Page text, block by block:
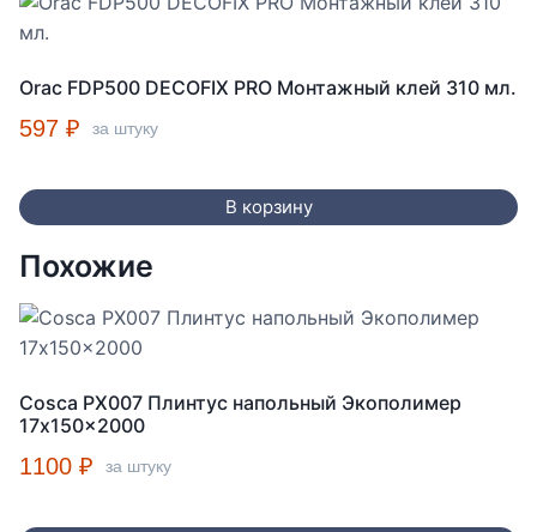
Orac FDP500 DECOFIX PRO Монтажный клей 310 мл.
597 ₽ за штуку
В корзину
Похожие
Cosca PX007 Плинтус напольный Экополимер
17x150x2000
1100 ₽ за штуку